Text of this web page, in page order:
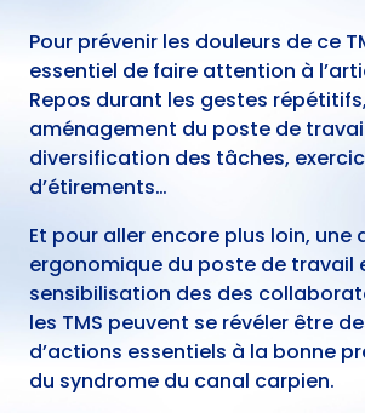
Pour prévenir les douleurs de ce
essentiel de faire attention à
Repos durant les gestes répétitifs,
aménagement du poste de
diversification des tâches,
d’étirements…
Et pour aller encore plus loin, une
ergonomique du poste de travail
sensibilisation des des
les TMS peuvent se révéler être
d’actions essentiels à la bonne
du syndrome du canal carpien.